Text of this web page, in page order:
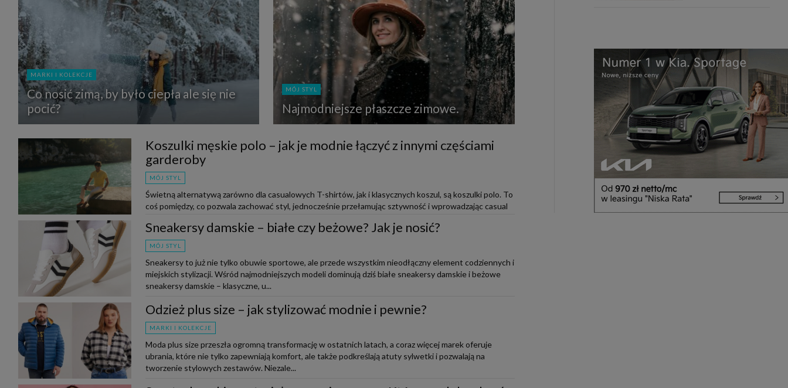
MARKI I KOLEKCJE
Co nosić zimą, by było ciepła ale się nie
pocić?
MÓJ STYL
Najmodniejsze płaszcze zimowe.
Koszulki męskie polo – jak je modnie łączyć z innymi częściami
garderoby
MÓJ STYL
Świetną alternatywą zarówno dla casualowych T-shirtów, jak i klasycznych koszul, są koszulki polo. To
coś pomiędzy, co pozwala zachować styl, jednocześnie przełamując sztywność i wprowadzając casual
Sneakersy damskie – białe czy beżowe? Jak je nosić?
MÓJ STYL
Sneakersy to już nie tylko obuwie sportowe, ale przede wszystkim nieodłączny element codziennych i
miejskich stylizacji. Wśród najmodniejszych modeli dominują dziś białe sneakersy damskie i beżowe
sneakersy damskie – klasyczne, u...
Odzież plus size – jak stylizować modnie i pewnie?
MARKI I KOLEKCJE
Moda plus size przeszła ogromną transformację w ostatnich latach, a coraz więcej marek oferuje
ubrania, które nie tylko zapewniają komfort, ale także podkreślają atuty sylwetki i pozwalają na
tworzenie stylowych zestawów. Niezale...